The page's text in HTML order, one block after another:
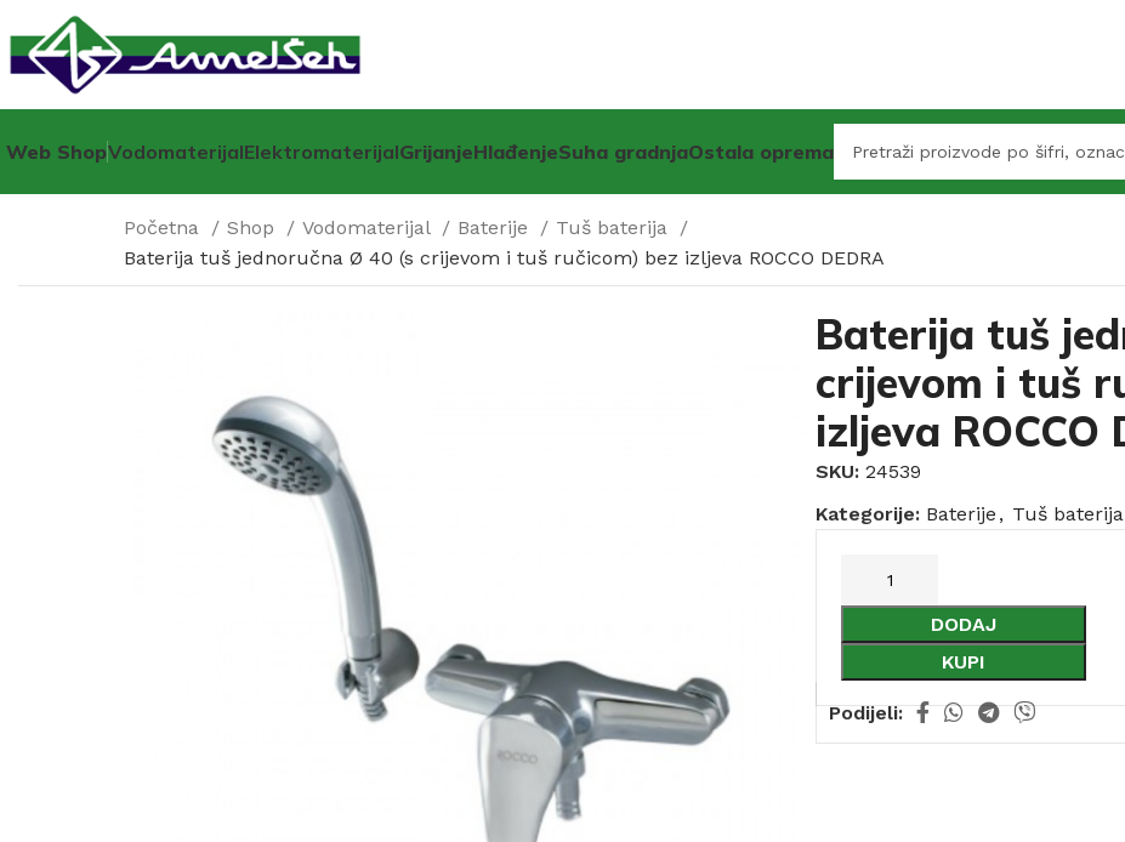
Web ShopVodomaterijalElektromaterijalGrijanjeHlađenjeSuha gradnjaOstala oprema
Početna Shop Vodomaterijal Baterije
Tuš baterija
Baterija tuš jednoručna Ø 40 (s crijevom i tuš ručicom) bez izljeva ROCCO DEDRA
Baterija tuš
crijevom i tuš
izljeva ROCCO
SKU: 24539
Kategorije: Baterije , Tuš baterija
DODAJ
KUPI
Podijeli: